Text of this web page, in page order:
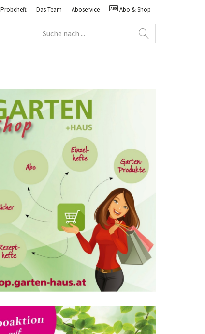
Probeheft Das Team Aboservice Abo & Shop